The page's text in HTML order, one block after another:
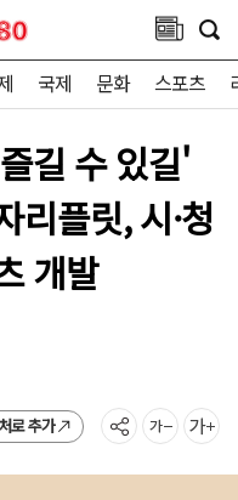
국제 문화 스포츠
길 수 있길'
리플릿, 시·청
개발
로 추가